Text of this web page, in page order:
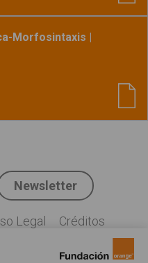
Morfosintaxis |
Twitter
Newsletter
Legal Créditos